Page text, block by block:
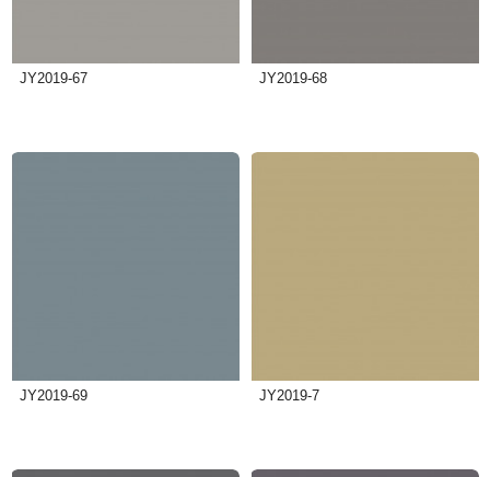
JY2019-67 JY2019-68
JY2019-69 JY2019-7